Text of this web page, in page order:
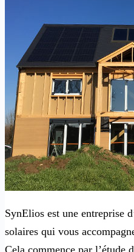
SynElios est une entreprise
solaires qui vous
Cela commence par l’étude